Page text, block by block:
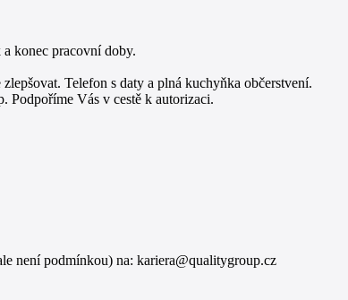
konec pracovní doby.
Telefon s daty a plná kuchyňka občerstvení.
Podpoříme Vás v cestě k autorizaci.
není podmínkou) na: kariera@qualitygroup.cz